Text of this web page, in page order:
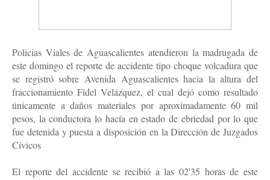
Policías Viales de Aguascalientes atendieron la madrugada de
este domingo el reporte de accidente tipo choque volcadura que
se registró sobre Avenida Aguascalientes hacia la altura del
fraccionamiento Fidel Velázquez, el cual dejó como resultado
únicamente a daños materiales por aproximadamente 60 mil
pesos, la conductora lo hacía en estado de ebriedad por lo que
fue detenida y puesta a disposición en la Dirección de Juzgados
Cívicos
El reporte del accidente se recibió a las 02'35 horas de este